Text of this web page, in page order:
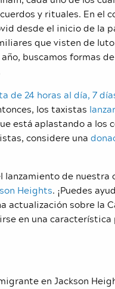
y rituales. En el
desde el inicio de la
que visten de
buscamos formas
de 24 horas al día, 7
los taxistas
está aplastando a los
considere una
lanzamiento de
Heights. ¡Puedes
actualización sobre la
en una
en Jackson